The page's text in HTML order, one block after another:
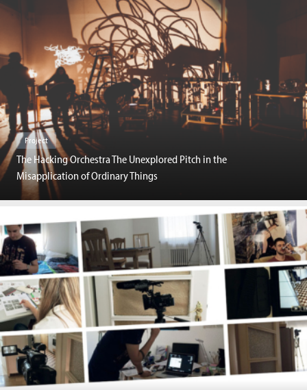
Project
The Hacking Orchestra The Unexplored Pitch in the
Misapplication of Ordinary Things